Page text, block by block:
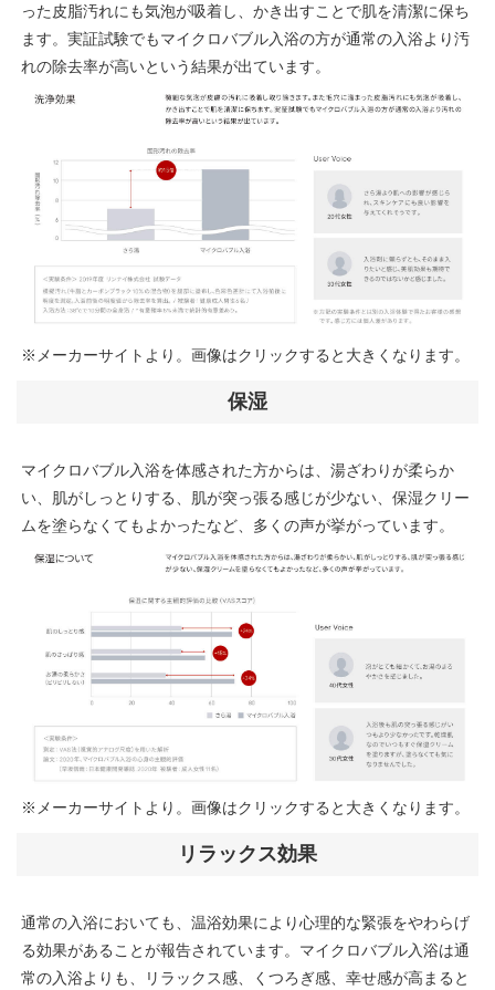
った皮脂汚れにも気泡が吸着し、かき出すことで肌を清潔に保ち
ます。実証試験でもマイクロバブル入浴の方が通常の入浴より汚
れの除去率が高いという結果が出ています。
※メーカーサイトより。画像はクリックすると大きくなります。
保湿
マイクロバブル入浴を体感された方からは、湯ざわりが柔らか
い、肌がしっとりする、肌が突っ張る感じが少ない、保湿クリー
ムを塗らなくてもよかったなど、多くの声が挙がっています。
※メーカーサイトより。画像はクリックすると大きくなります。
リラックス効果
通常の入浴においても、温浴効果により心理的な緊張をやわらげ
る効果があることが報告されています。マイクロバブル入浴は通
常の入浴よりも、リラックス感、くつろぎ感、幸せ感が高まると